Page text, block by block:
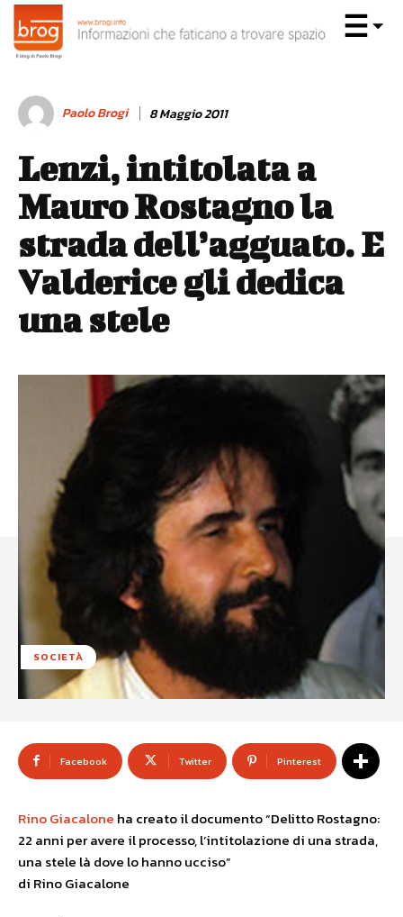
Paolo Brogi 8 Maggio 2011
Lenzi, intitolata a
Mauro Rostagno la
strada dell’agguato. E
Valderice gli dedica
una stele
SOCIETÀ
Facebook Twitter Pinterest
Rino Giacalone ha creato il documento “Delitto Rostagno:
22 anni per avere il processo, l’intitolazione di una strada,
una stele là dove lo hanno ucciso”
di Rino Giacalone